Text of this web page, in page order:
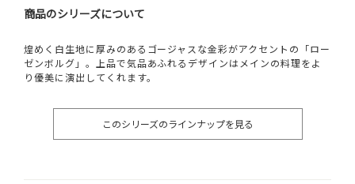
商品のシリーズについて
煌めく白生地に厚みのあるゴージャスな金彩がアクセントの「ロー
ゼンボルグ」。上品で気品あふれるデザインはメインの料理をよ
り優美に演出してくれます。
このシリーズのラインナップを見る